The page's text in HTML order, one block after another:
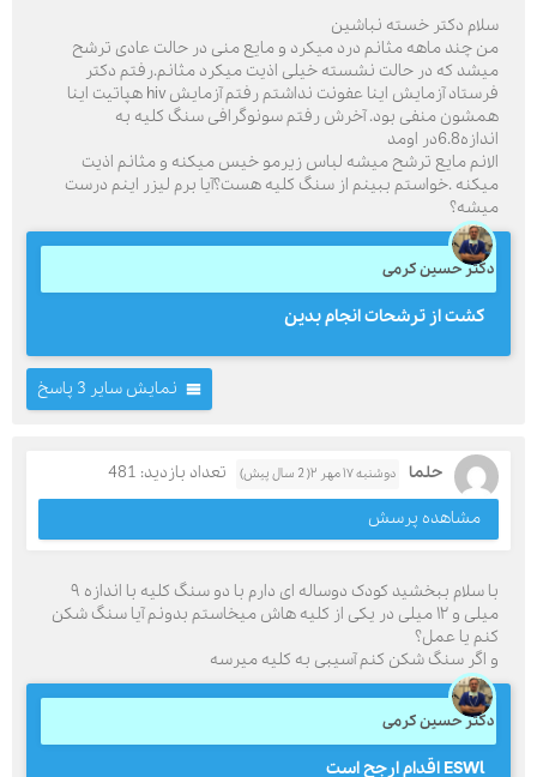
سلام دکتر خسته نباشین
من چند ماهه مثانم درد میکرد و مایع منی در حالت عادی ترشح
میشد که در حالت نشسته خیلی اذیت میکرد مثانم.رفتم دکتر
فرستاد آزمایش اینا عفونت نداشتم رفتم آزمایش hiv هپاتیت اینا
همشون منفی بود. آخرش رفتم سونوگرافی سنگ کلیه به
اندازه6.8در اومد
الانم مایع ترشح میشه لباس زیرمو خیس میکنه و مثانم اذیت
میکنه .خواستم ببینم از سنگ کلیه هست؟آیا برم لیزر اینم درست
میشه؟
دکتر حسین کرمی
کشت از ترشحات انجام بدین
نمایش سایر 3 پاسخ
حلما دوشنبه ۱۷ مهر ۲( 2 سال پیش)
تعداد بازدید: 481
مشاهده پرسش
با سلام ببخشید کودک دوساله ای دارم با دو سنگ کلیه با اندازه ۹
میلی و ۱۲ میلی در یکی از کلیه هاش میخاستم بدونم آیا سنگ شکن
کنم یا عمل؟
و اگر سنگ شکن کنم آسیبی به کلیه میرسه
دکتر حسین کرمی
ESWl اقدام ارجح است